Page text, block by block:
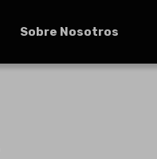
Sobre Nosotros